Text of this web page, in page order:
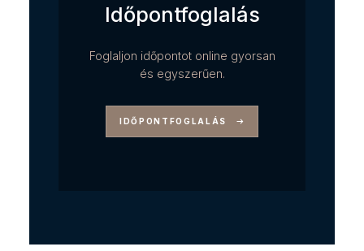
Időpontfoglalás
Foglaljon időpontot online gyorsan
és egyszerűen.
IDŐPONTFOGLALÁS